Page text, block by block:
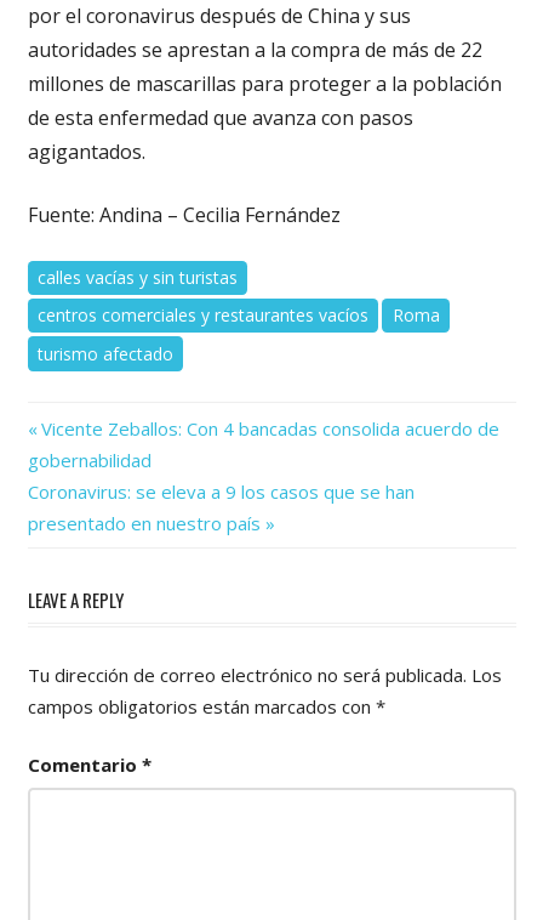
por el coronavirus después de China y sus
autoridades se aprestan a la compra de más de 22
millones de mascarillas para proteger a la población
de esta enfermedad que avanza con pasos
agigantados.
Fuente: Andina – Cecilia Fernández
calles vacías y sin turistas
centros comerciales y restaurantes vacíos
Roma
turismo afectado
Navegación
de
entradas
Previous
Post:
Vicente Zeballos: Con 4 bancadas consolida acuerdo de
gobernabilidad
Next
Post:
Coronavirus: se eleva a 9 los casos que se han
presentado en nuestro país
LEAVE A REPLY
Tu dirección de correo electrónico no será publicada. Los
campos obligatorios están marcados con *
Comentario *